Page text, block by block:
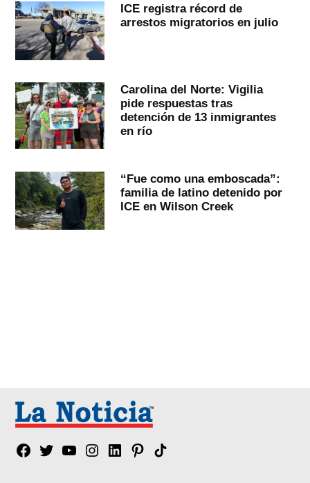
ICE registra récord de
arrestos migratorios en julio
Carolina del Norte: Vigilia
pide respuestas tras
detención de 13 inmigrantes
en río
“Fue como una emboscada”:
familia de latino detenido por
ICE en Wilson Creek
Facebook
TwitterYouTubeInstagram
LinkedinPinterest
Tik